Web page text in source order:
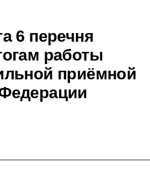
6 перечня
работы
приёмной